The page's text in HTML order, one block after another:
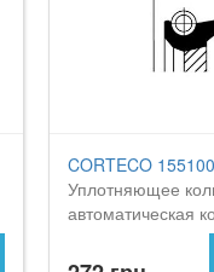
CORTECO
Уплотняющее
автоматическая
передач на Форд